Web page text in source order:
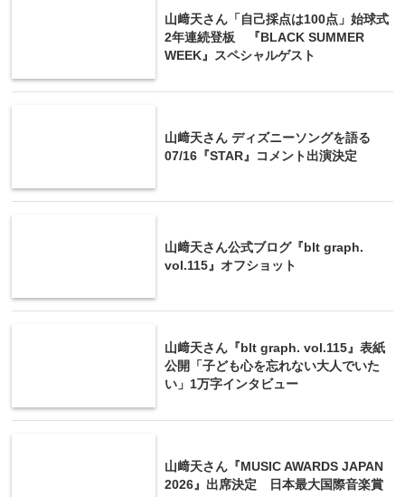
山﨑天さん「自己採点は100点」始球式
2年連続登板 『BLACK SUMMER
WEEK』スペシャルゲスト
山﨑天さん ディズニーソングを語る
07/16『STAR』コメント出演決定
山﨑天さん公式ブログ『blt graph.
vol.115』オフショット
山﨑天さん『blt graph. vol.115』表紙
公開「子ども心を忘れない大人でいた
い」1万字インタビュー
山﨑天さん『MUSIC AWARDS JAPAN
2026』出席決定 日本最大国際音楽賞